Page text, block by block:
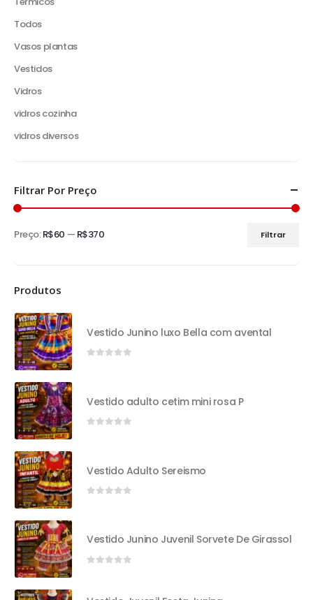
Todos
Vasos plantas
Vestidos
Vidros
vidros cozinha
vidros diversos
Filtrar Por Preço
Filtrar
Preço:R$60 — R$370
Produtos
Vestido Junino luxo Bella com avental
Vestido adulto cetim mini rosa P
Vestido Adulto Sereismo
Vestido Junino Juvenil Sorvete De Girassol